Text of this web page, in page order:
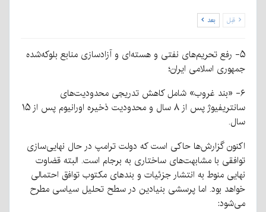
قبل بعد
۵- رفع تحریم‌های نفتی و هسته‌ای و آزادسازی منابع بلوکه‌شده
جمهوری اسلامی ایران؛
۶- «بند غروب» شامل کاهش تدریجی محدودیت‌های
سانتریفیوژ پس از ۸ سال و محدودیت ذخیره اورانیوم پس از ۱۵
سال.
اکنون گزارش‌ها حاکی است که دولت ترامپ در حال نهایی‌سازی
توافقی با مشابهت‌های ساختاری به برجام است. البته قضاوت
نهایی منوط به انتشار جزئیات و بندهای مکتوب توافق احتمالی
خواهد بود. اما پرسشی بنیادین در سطح تحلیل سیاسی مطرح
می‌شود: